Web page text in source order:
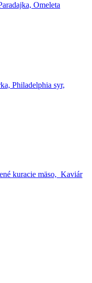
Omeleta
Philadelphia syr,
kuracie mäso, Kaviár